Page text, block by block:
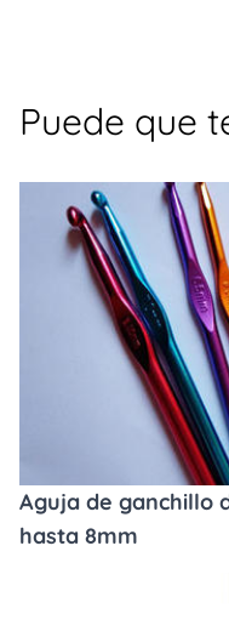
Puede que
Aguja de ganchillo
hasta 8mm